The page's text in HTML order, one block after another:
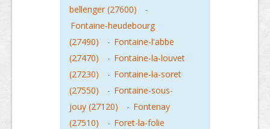
bellenger (27600)
-
Fontaine-heudebourg
(27490)
- Fontaine-l'abbe
(27470)
- Fontaine-la-louvet
(27230)
- Fontaine-la-soret
(27550)
- Fontaine-sous-
jouy (27120)
- Fontenay
(27510)
- Foret-la-folie